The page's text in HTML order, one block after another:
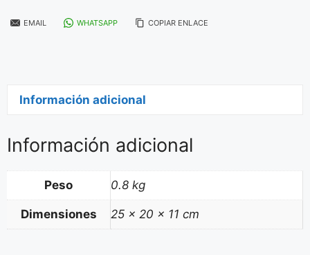
EMAIL WHATSAPP COPIAR ENLACE
Información adicional
Información adicional
Peso 0.8 kg
Dimensiones 25 × 20 × 11 cm